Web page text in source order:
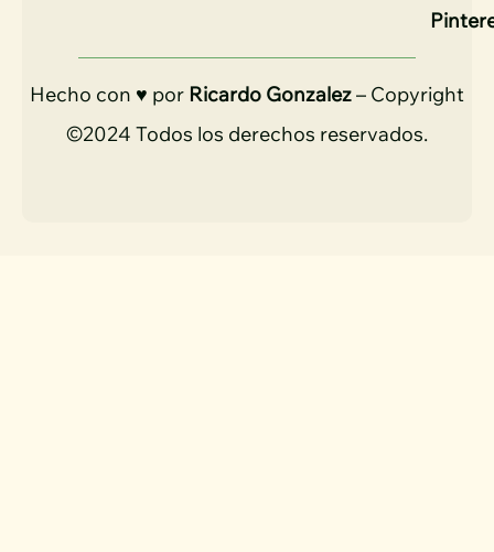
Hecho con ♥ por Ricardo Gonzalez– Copyright
©2024 Todos los derechos reservados.